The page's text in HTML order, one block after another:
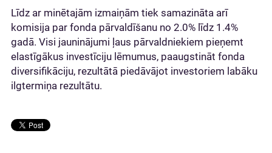
Līdz ar minētajām izmaiņām tiek samazināta arī
komisija par fonda pārvaldīšanu no 2.0% līdz 1.4%
gadā. Visi jauninājumi ļaus pārvaldniekiem pieņemt
elastīgākus investīciju lēmumus, paaugstināt fonda
diversifikāciju, rezultātā piedāvājot investoriem labāku
ilgtermiņa rezultātu.